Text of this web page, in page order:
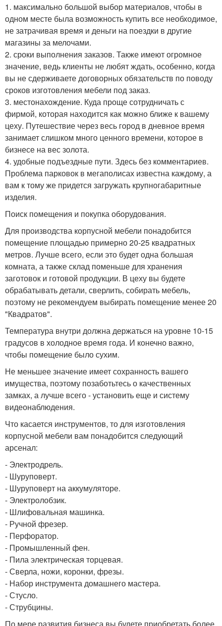
1. максимально большой выбор материалов, чтобы в
одном месте была возможность купить все необходимое,
не затрачивая время и деньги на поездки в другие
магазины за мелочами.
2. сроки выполнения заказов. Также имеют огромное
значение, ведь клиенты не любят ждать, особенно, когда
вы не сдерживаете договорных обязательств по поводу
сроков изготовления мебели под заказ.
3. местонахождение. Куда проще сотрудничать с
фирмой, которая находится как можно ближе к вашему
цеху. Путешествие через весь город в дневное время
занимает слишком много ценного времени, которое в
бизнесе на вес золота.
4. удобные подъездные пути. Здесь без комментариев.
Проблема парковок в мегаполисах известна каждому, а
вам к тому же придется загружать крупногабаритные
изделия.
Поиск помещения и покупка оборудования.
Для производства корпусной мебели понадобится
помещение площадью примерно 20-25 квадратных
метров. Лучше всего, если это будет одна большая
комната, а также склад поменьше для хранения
заготовок и готовой продукции. В цеху вы будете
обрабатывать детали, сверлить, собирать мебель,
поэтому не рекомендуем выбирать помещение менее 20
"Квадратов".
Температура внутри должна держаться на уровне 10-15
градусов в холодное время года. И конечно важно,
чтобы помещение было сухим.
Не меньшее значение имеет сохранность вашего
имущества, поэтому позаботьтесь о качественных
замках, а лучше всего - установить еще и систему
видеонаблюдения.
Что касается инструментов, то для изготовления
корпусной мебели вам понадобится следующий
арсенал:
- Электродрель.
- Шуруповерт.
- Шуруповерт на аккумуляторе.
- Электролобзик.
- Шлифовальная машинка.
- Ручной фрезер.
- Перфоратор.
- Промышленный фен.
- Пила электрическая торцевая.
- Сверла, ножи, коронки, фрезы.
- Набор инструмента домашнего мастера.
- Стусло.
- Струбцины.